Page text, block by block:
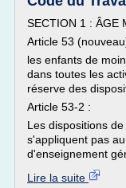
SECTION 1 : ÂGE
Article 53
les enfants de
dans toutes les
réserve des
Article 53-2 :
Les dispositions
s'appliquent pas
d'enseignement
Lire la suite